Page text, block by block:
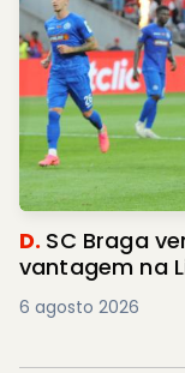
D. SC Braga
vantagem na
6 agosto 2026